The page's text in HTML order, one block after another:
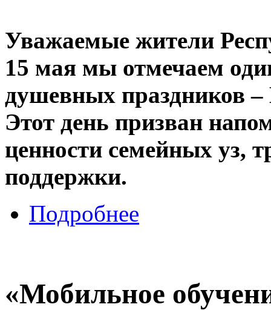
Уважаемые жители
15 мая мы отмечаем
душевных праздников
Этот день призван
ценности семейных уз,
поддержки.
Подробнее
«Мобильное